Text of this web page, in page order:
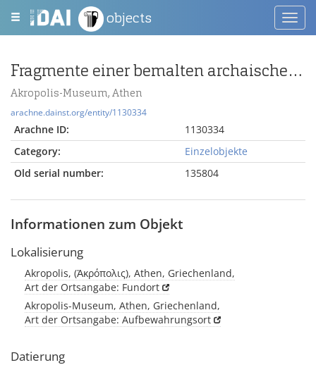
objects
Fragmente einer bemalten archaischen Palmette aus Poros
Akropolis-Museum, Athen
arachne.dainst.org/entity/1130334
Arachne ID:
1130334
Category:
Einzelobjekte
Old serial number:
135804
Informationen zum Objekt
Lokalisierung
Akropolis, (Ἀκρόπολις), Athen, Griechenland,
Art der Ortsangabe: Fundort
Akropolis-Museum, Athen, Griechenland,
Art der Ortsangabe: Aufbewahrungsort
Datierung